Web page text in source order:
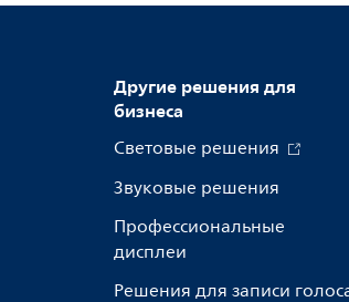
Другие решения для
бизнеса
Световые решения
Звуковые решения
Профессиональные
дисплеи
Решения для записи